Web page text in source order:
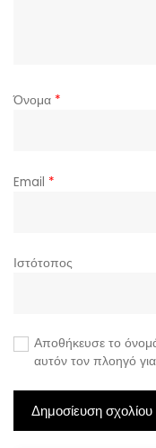
Όνομα *
Email *
Ιστότοπος
Αποθήκευσε το
αυτόν τον πλοηγό